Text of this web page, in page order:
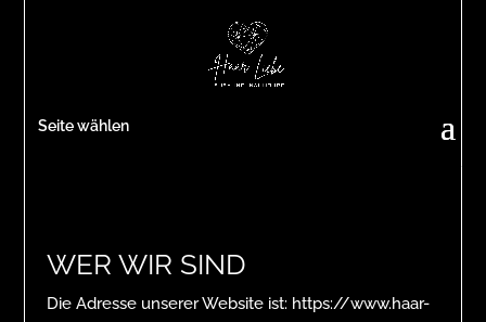
Seite wählen
WER WIR SIND
Die Adresse unserer Website ist: https://www.haar-